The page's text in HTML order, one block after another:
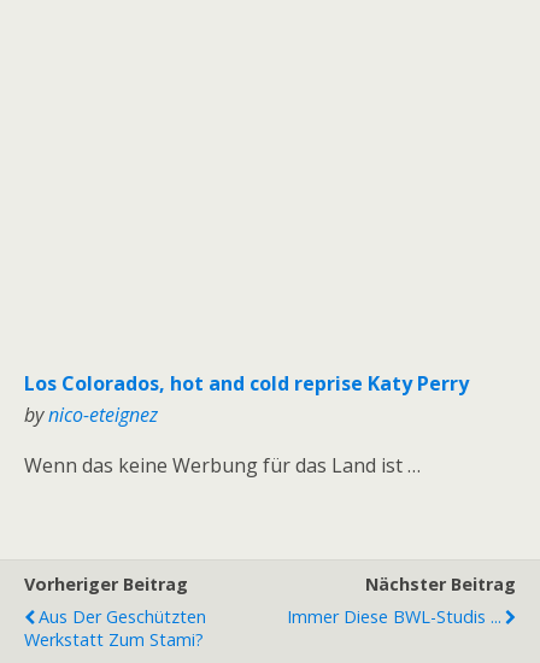
Los Colorados, hot and cold reprise Katy Perry
bynico-eteignez
Wenn das keine Werbung für das Land ist …
Vorheriger Beitrag
Aus Der Geschützten
Werkstatt Zum Stami?
Nächster Beitrag
Immer Diese BWL-Studis ...